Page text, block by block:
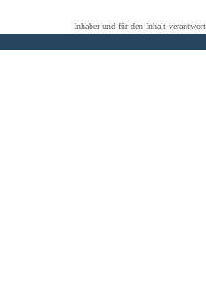
Inhaber und für den Inhalt